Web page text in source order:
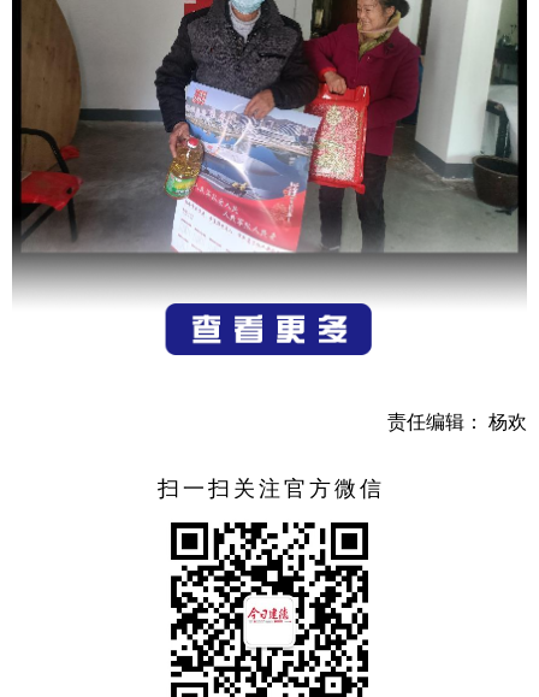
为辖区内困难家庭的日子能稍微宽裕一些，欢欢乐乐过
村文化礼堂承办的“为困难家庭点上一盏灯”走访活动在前陵
前陵村辖区内共有11户低保户，村里安排工作人员走进
这些困难家庭中，为他们点上“一盏灯”。
责任编辑： 杨欢
扫一扫关注官方微信